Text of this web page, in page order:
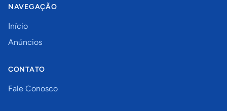
NAVEGAÇÃO
Início
Anúncios
CONTATO
Fale Conosco